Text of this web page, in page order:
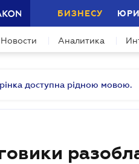
БИЗНЕСУ
Новости Аналитика
доступна рідною мовою.